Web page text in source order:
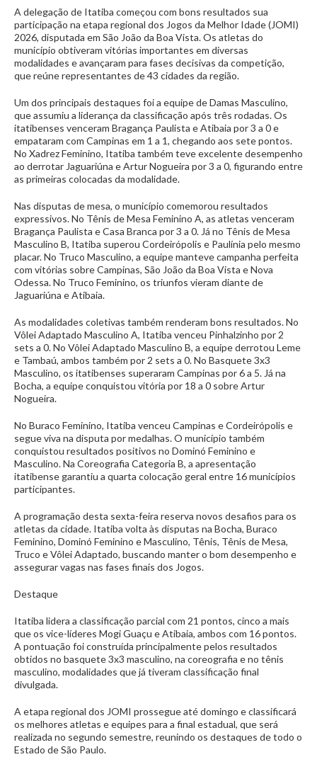
A delegação de Itatiba começou com bons resultados sua
participação na etapa regional dos Jogos da Melhor Idade (JOMI)
2026, disputada em São João da Boa Vista. Os atletas do
município obtiveram vitórias importantes em diversas
modalidades e avançaram para fases decisivas da competição,
que reúne representantes de 43 cidades da região.
Um dos principais destaques foi a equipe de Damas Masculino,
que assumiu a liderança da classificação após três rodadas. Os
itatibenses venceram Bragança Paulista e Atibaia por 3 a 0 e
empataram com Campinas em 1 a 1, chegando aos sete pontos.
No Xadrez Feminino, Itatiba também teve excelente desempenho
ao derrotar Jaguariúna e Artur Nogueira por 3 a 0, figurando entre
as primeiras colocadas da modalidade.
Nas disputas de mesa, o município comemorou resultados
expressivos. No Tênis de Mesa Feminino A, as atletas venceram
Bragança Paulista e Casa Branca por 3 a 0. Já no Tênis de Mesa
Masculino B, Itatiba superou Cordeirópolis e Paulínia pelo mesmo
placar. No Truco Masculino, a equipe manteve campanha perfeita
com vitórias sobre Campinas, São João da Boa Vista e Nova
Odessa. No Truco Feminino, os triunfos vieram diante de
Jaguariúna e Atibaia.
As modalidades coletivas também renderam bons resultados. No
Vôlei Adaptado Masculino A, Itatiba venceu Pinhalzinho por 2
sets a 0. No Vôlei Adaptado Masculino B, a equipe derrotou Leme
e Tambaú, ambos também por 2 sets a 0. No Basquete 3x3
Masculino, os itatibenses superaram Campinas por 6 a 5. Já na
Bocha, a equipe conquistou vitória por 18 a 0 sobre Artur
Nogueira.
No Buraco Feminino, Itatiba venceu Campinas e Cordeirópolis e
segue viva na disputa por medalhas. O município também
conquistou resultados positivos no Dominó Feminino e
Masculino. Na Coreografia Categoria B, a apresentação
itatibense garantiu a quarta colocação geral entre 16 municípios
participantes.
A programação desta sexta-feira reserva novos desafios para os
atletas da cidade. Itatiba volta às disputas na Bocha, Buraco
Feminino, Dominó Feminino e Masculino, Tênis, Tênis de Mesa,
Truco e Vôlei Adaptado, buscando manter o bom desempenho e
assegurar vagas nas fases finais dos Jogos.
Destaque
Itatiba lidera a classificação parcial com 21 pontos, cinco a mais
que os vice-líderes Mogi Guaçu e Atibaia, ambos com 16 pontos.
A pontuação foi construída principalmente pelos resultados
obtidos no basquete 3x3 masculino, na coreografia e no tênis
masculino, modalidades que já tiveram classificação final
divulgada.
A etapa regional dos JOMI prossegue até domingo e classificará
os melhores atletas e equipes para a final estadual, que será
realizada no segundo semestre, reunindo os destaques de todo o
Estado de São Paulo.